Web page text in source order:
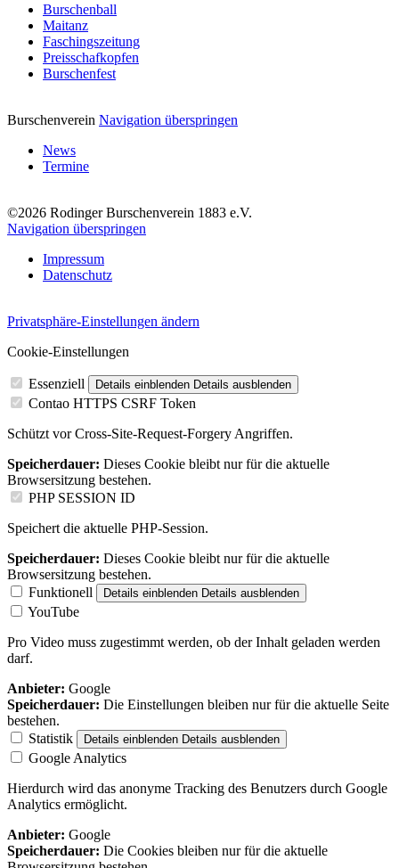
Burschenball
Maitanz
Faschingszeitung
Preisschafkopfen
Burschenfest
Burschenverein Navigation überspringen
News
Termine
©2026 Rodinger Burschenverein 1883 e.V.
Navigation überspringen
Impressum
Datenschutz
Privatsphäre-Einstellungen ändern
Cookie-Einstellungen
Essenziell Details einblenden Details ausblenden
Contao HTTPS CSRF Token
Schützt vor Cross-Site-Request-Forgery Angriffen.
Speicherdauer: Dieses Cookie bleibt nur für die aktuelle
Browsersitzung bestehen.
PHP SESSION ID
Speichert die aktuelle PHP-Session.
Speicherdauer: Dieses Cookie bleibt nur für die aktuelle
Browsersitzung bestehen.
Funktionell
Details einblenden Details ausblenden
YouTube
Pro Video muss zugestimmt werden, ob der Inhalt geladen werden
darf.
Anbieter: Google
Speicherdauer: Die Einstellungen bleiben nur für die aktuelle Seite
bestehen.
Statistik
Details einblenden Details ausblenden
Google Analytics
Hierdurch wird das anonyme Tracking des Benutzers durch Google
Analytics ermöglicht.
Anbieter: Google
Speicherdauer: Die Cookies bleiben nur für die aktuelle